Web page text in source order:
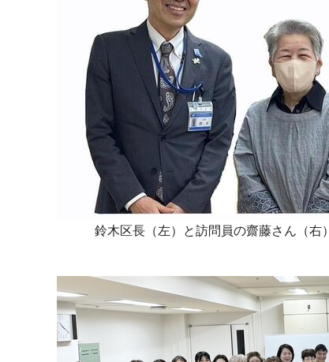
鈴木区長（左）と訪問員の齋藤さん（右）